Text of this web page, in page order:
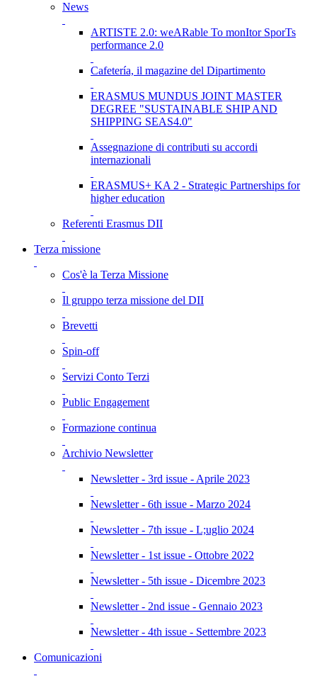
News
ARTISTE 2.0: weARable To monItor SporTs
performance 2.0
Cafetería, il magazine del Dipartimento
ERASMUS MUNDUS JOINT MASTER
DEGREE "SUSTAINABLE SHIP AND
SHIPPING SEAS4.0"
Assegnazione di contributi su accordi
internazionali
ERASMUS+ KA 2 - Strategic Partnerships for
higher education
Referenti Erasmus DII
Terza missione
Cos'è la Terza Missione
Il gruppo terza missione del DII
Brevetti
Spin-off
Servizi Conto Terzi
Public Engagement
Formazione continua
Archivio Newsletter
Newsletter - 3rd issue - Aprile 2023
Newsletter - 6th issue - Marzo 2024
Newsletter - 7th issue - L;uglio 2024
Newsletter - 1st issue - Ottobre 2022
Newsletter - 5th issue - Dicembre 2023
Newsletter - 2nd issue - Gennaio 2023
Newsletter - 4th issue - Settembre 2023
Comunicazioni